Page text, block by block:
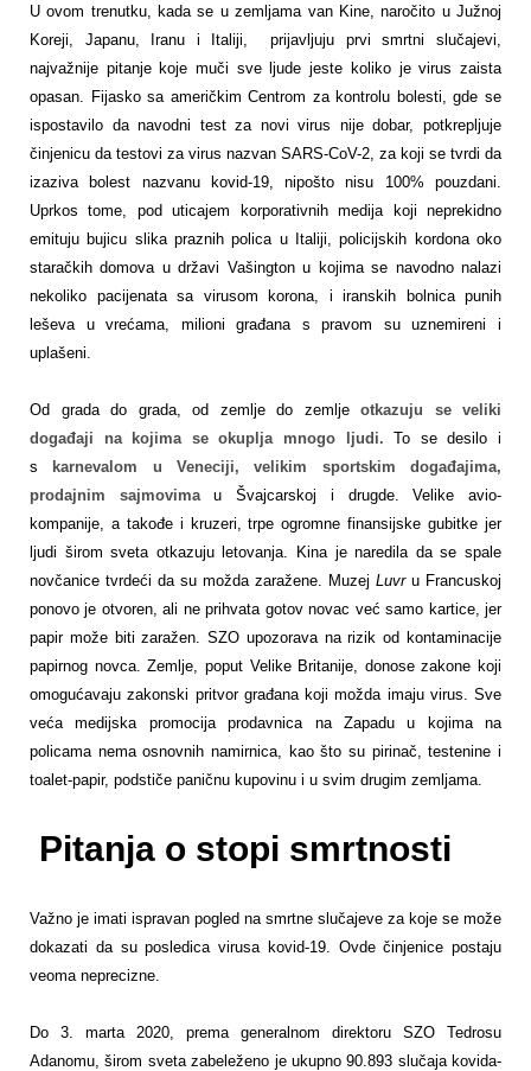
U ovom trenutku, kada se u zemljama van Kine, naročito u Južnoj
Koreji, Japanu, Iranu i Italiji, prijavljuju prvi smrtni slučajevi,
najvažnije pitanje koje muči sve ljude jeste koliko je virus zaista
opasan. Fijasko sa američkim Centrom za kontrolu bolesti, gde se
ispostavilo da navodni test za novi virus nije dobar, potkrepljuje
činjenicu da testovi za virus nazvan SARS-CoV-2, za koji se tvrdi da
izaziva bolest nazvanu kovid-19, nipošto nisu 100% pouzdani.
Uprkos tome, pod uticajem korporativnih medija koji neprekidno
emituju bujicu slika praznih polica u Italiji, policijskih kordona oko
staračkih domova u državi Vašington u kojima se navodno nalazi
nekoliko pacijenata sa virusom korona, i iranskih bolnica punih
leševa u vrećama, milioni građana s pravom su uznemireni i
uplašeni.
Od grada do grada, od zemlje do zemlje otkazuju se veliki
događaji na kojima se okuplja mnogo ljudi. To se desilo i
s karnevalom u Veneciji, velikim sportskim događajima,
prodajnim sajmovimau Švajcarskoj i drugde. Velike avio-
kompanije, a takođe i kruzeri, trpe ogromne finansijske gubitke jer
ljudi širom sveta otkazuju letovanja. Kina je naredila da se spale
novčanice tvrdeći da su možda zaražene. Muzej Luvru Francuskoj
ponovo je otvoren, ali ne prihvata gotov novac već samo kartice, jer
papir može biti zaražen. SZO upozorava na rizik od kontaminacije
papirnog novca. Zemlje, poput Velike Britanije, donose zakone koji
omogućavaju zakonski pritvor građana koji možda imaju virus. Sve
veća medijska promocija prodavnica na Zapadu u kojima na
policama nema osnovnih namirnica, kao što su pirinač, testenine i
toalet-papir, podstiče paničnu kupovinu i u svim drugim zemljama.
Pitanja o stopi smrtnosti
Važno je imati ispravan pogled na smrtne slučajeve za koje se može
dokazati da su posledica virusa kovid-19. Ovde činjenice postaju
veoma neprecizne.
Do 3. marta 2020, prema generalnom direktoru SZO Tedrosu
Adanomu, širom sveta zabeleženo je ukupno 90.893 slučaja kovida-